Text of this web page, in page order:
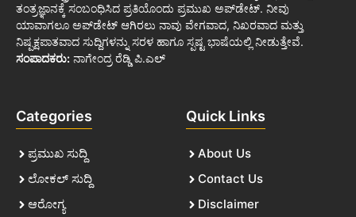
ತಂತ್ರಜ್ಞಾನಕ್ಕೆ ಸಂಬಂಧಿಸಿದ ಪ್ರತಿಯೊಂದು ಪ್ರಮುಖ ಅಪ್‌ಡೇಟ್. ನೀವು
ಯಾವಾಗಲೂ ಅಪ್‌ಡೇಟ್ ಆಗಿರಲು ನಾವು ವೇಗವಾದ, ನಿಖರವಾದ ಮತ್ತು
ನಿಷ್ಪಕ್ಷಪಾತವಾದ ಸುದ್ದಿಗಳನ್ನು ಸರಳ ಹಾಗೂ ಸ್ಪಷ್ಟ ಭಾಷೆಯಲ್ಲಿ ನೀಡುತ್ತೇವೆ.
ಸಂಪಾದಕರು: ನಾಗೇಂದ್ರ ರೆಡ್ಡಿ ಪಿ.ಎಲ್
Categories
ಪ್ರಮುಖ ಸುದ್ದಿ
ಲೋಕಲ್ ಸುದ್ದಿ
ಆರೋಗ್ಯ
Quick Links
About Us
Contact Us
Disclaimer